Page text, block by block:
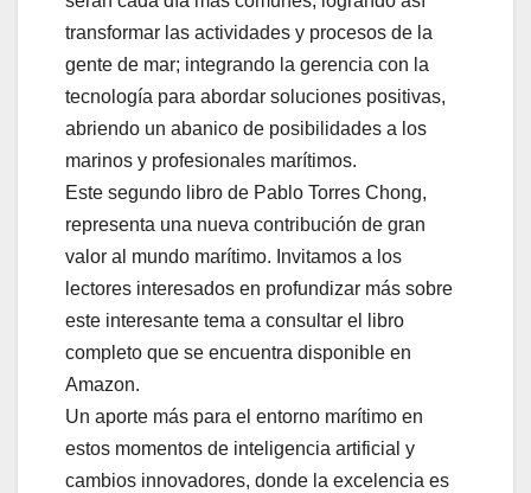
transformar las actividades y procesos de la
gente de mar; integrando la gerencia con la
tecnología para abordar soluciones positivas,
abriendo un abanico de posibilidades a los
marinos y profesionales marítimos.
Este segundo libro de Pablo Torres Chong,
representa una nueva contribución de gran
valor al mundo marítimo. Invitamos a los
lectores interesados en profundizar más sobre
este interesante tema a consultar el libro
completo que se encuentra disponible en
Amazon.
Un aporte más para el entorno marítimo en
estos momentos de inteligencia artificial y
cambios innovadores, donde la excelencia es